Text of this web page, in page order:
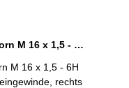
Gewinde-Grenzlehrdorn M 16 x 1,5 - 6H DIN 13
M 16 x 1,5 - 6H
rechts